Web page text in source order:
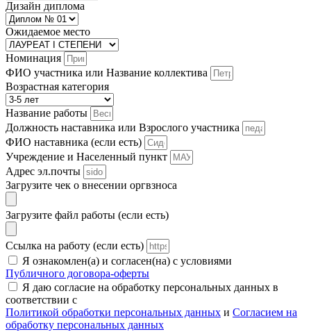
Дизайн диплома
Ожидаемое место
Номинация
ФИО участника или Название коллектива
Возрастная категория
Название работы
Должность наставника или Взрослого участника
ФИО наставника (если есть)
Учреждение и Населенный пункт
Адрес эл.почты
Загрузите чек о внесении оргвзноса
Загрузите файл работы (если есть)
Ссылка на работу (если есть)
Я ознакомлен(а) и согласен(на) с условиями
Публичного договора-оферты
Я даю согласие на обработку персональных данных в
соответствии с
Политикой обработки персональных данных и Согласием на
обработку персональных данных